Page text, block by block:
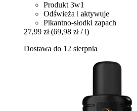
Produkt 3w1
Odświeża i aktywuje
Pikantno-słodki zapach
27,99 zł (69,98 zł / l)
Dostawa do 12 sierpnia